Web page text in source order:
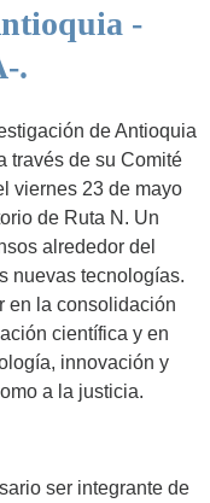
-
.
de Antioquia
través de su Comité
viernes 23 de mayo
de Ruta N. Un
alrededor del
nuevas tecnologías.
en la consolidación
científica y en
innovación y
a la justicia.
ser integrante de